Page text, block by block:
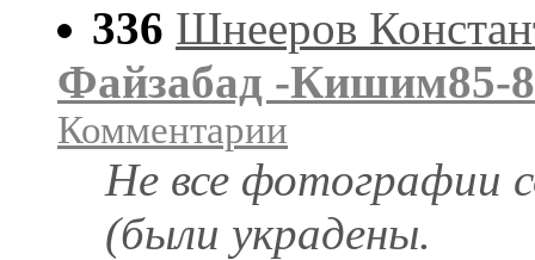
336 Шнееров
Файзабад -Кишим85-
Комментарии
Не все фотографии
(были украдены.